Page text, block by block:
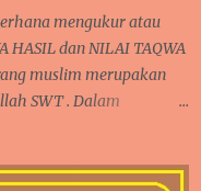
mengukur atau
HASIL dan NILAI TAQWA
muslim merupakan
SWT . Dalam
yang menjadi peringkat